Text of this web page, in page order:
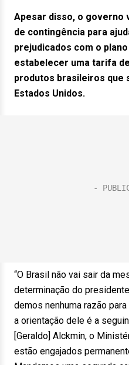
Apesar disso, o governo
de contingência para
prejudicados com o
estabelecer uma tarifa
produtos brasileiros que
Estados Unidos.
“O Brasil não vai sair da
determinação do
demos nenhuma razão
a orientação dele é a
[Geraldo] Alckmin, o
estão engajados